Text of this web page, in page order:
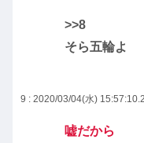
>>8
そら五輪よ
9 : 2020/03/04(水)
嘘だから